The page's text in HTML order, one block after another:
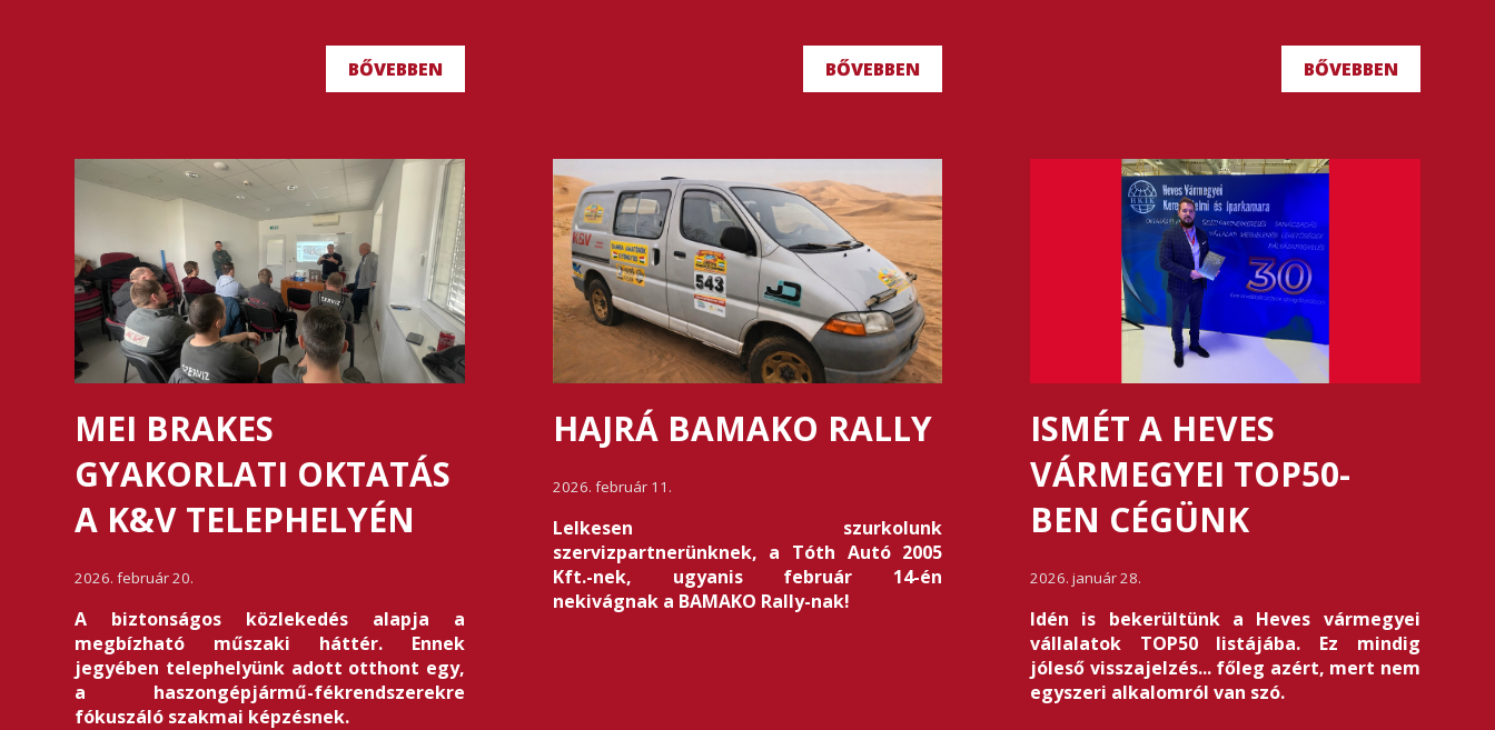
BŐVEBBEN BŐVEBBEN BŐVEBBEN
MEI BRAKES
GYAKORLATI OKTATÁS
A K&V TELEPHELYÉN
2026. február 20.
A biztonságos közlekedés alapja a
megbízható műszaki háttér. Ennek
jegyében telephelyünk adott otthont egy,
a haszongépjármű-fékrendszerekre
fókuszáló szakmai képzésnek.
HAJRÁ BAMAKO RALLY
2026. február 11.
Lelkesen szurkolunk
szervizpartnerünknek, a Tóth Autó 2005
Kft.-nek, ugyanis február 14-én
nekivágnak a BAMAKO Rally-nak!
ISMÉT A HEVES
VÁRMEGYEI TOP50-
BEN CÉGÜNK
2026. január 28.
Idén is bekerültünk a Heves vármegyei
vállalatok TOP50 listájába. Ez mindig
jóleső visszajelzés... főleg azért, mert nem
egyszeri alkalomról van szó.